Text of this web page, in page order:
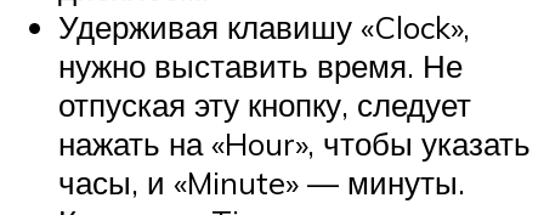
Удерживая клавишу «Clock»,
нужно выставить время. Не
отпуская эту кнопку, следует
нажать на «Hour», чтобы указать
часы, и «Minute» — минуты.